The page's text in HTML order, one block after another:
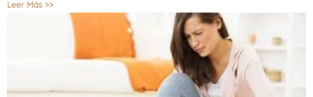
Leer Más >>